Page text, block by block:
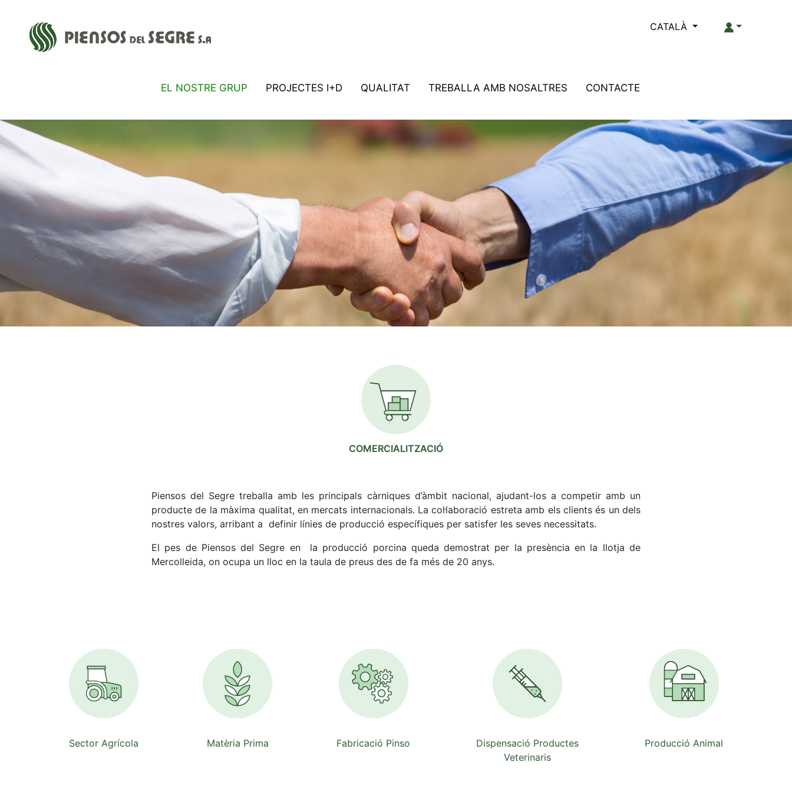
CATALÀ
EL NOSTRE GRUP PROJECTES I+D QUALITAT TREBALLA AMB NOSALTRES CONTACTE
COMERCIALITZACIÓ
Piensos del Segre treballa amb les principals càrniques d’àmbit nacional, ajudant-los a competir amb un
producte de la màxima qualitat, en mercats internacionals. La col·laboració estreta amb els clients és un dels
nostres valors, arribant a definir línies de producció específiques per satisfer les seves necessitats.
El pes de Piensos del Segre en la producció porcina queda demostrat per la presència en la llotja de
Mercolleida, on ocupa un lloc en la taula de preus des de fa més de 20 anys.
Sector Agrícola Matèria Prima Fabricació Pinso
Dispensació Productes
Veterinaris
Producció Animal